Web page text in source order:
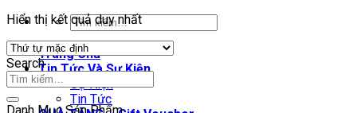
Trang Chủ
Tin Tức Và Sự Kiện
Sự Kiện
Tin Tức
Hiển thị kết quả duy nhất
Search